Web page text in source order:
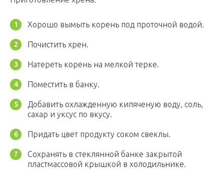
Хорошо вымыть корень под проточной водой.
Почистить хрен.
Натереть корень на мелкой терке.
Поместить в банку.
Добавить охлажденную кипяченую воду, соль,
сахар и уксус по вкусу.
Придать цвет продукту соком свеклы.
Сохранять в стеклянной банке закрытой
пластмассовой крышкой в холодильнике.